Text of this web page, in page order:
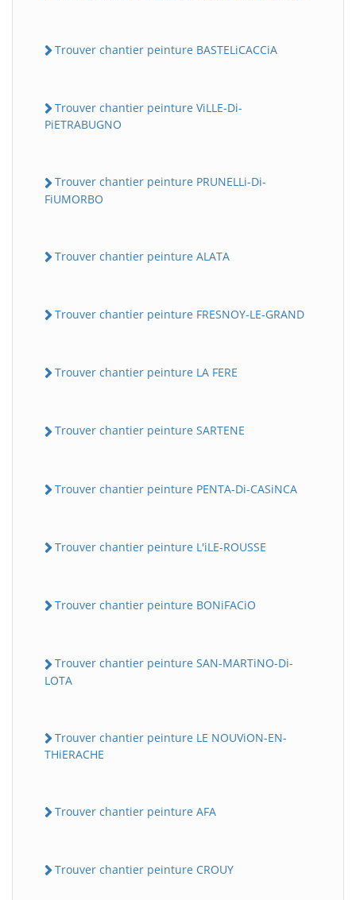
Trouver chantier peinture BASTELiCACCiA
Trouver chantier peinture ViLLE-Di-
PiETRABUGNO
Trouver chantier peinture PRUNELLi-Di-
FiUMORBO
Trouver chantier peinture ALATA
Trouver chantier peinture FRESNOY-LE-GRAND
Trouver chantier peinture LA FERE
Trouver chantier peinture SARTENE
Trouver chantier peinture PENTA-Di-CASiNCA
Trouver chantier peinture L'iLE-ROUSSE
Trouver chantier peinture BONiFACiO
Trouver chantier peinture SAN-MARTiNO-Di-
LOTA
Trouver chantier peinture LE NOUViON-EN-
THiERACHE
Trouver chantier peinture AFA
Trouver chantier peinture CROUY